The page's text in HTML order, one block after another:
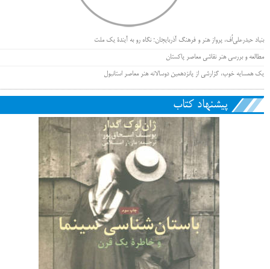
بنیاد حیدرعلی‌اُف، پرواز هنر و فرهنگ آذربایجان؛ نگاه رو به آیندۀ یک ملت
مطالعه و بررسی هنر نقاشی معاصر پاکستان
یک همسایه خوب، گزارشی از پانزدهمین دوسالانه هنر معاصر استانبول
پیشنهاد کتاب